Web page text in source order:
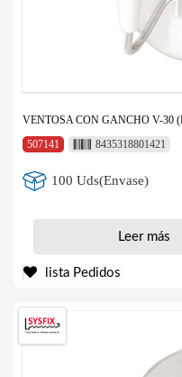
VENTOSA CON GANCHO V-30
507141
8435318801421
100 Uds(Envase)
Leer más
lista Pedidos